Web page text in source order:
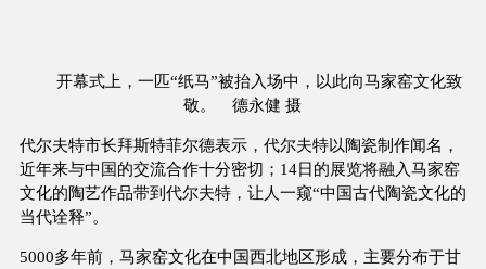
开幕式上，一匹“纸马”被抬入场中，以此向马家窑文化致
敬。 德永健 摄
代尔夫特市长拜斯特菲尔德表示，代尔夫特以陶瓷制作闻名，
近年来与中国的交流合作十分密切；14日的展览将融入马家窑
文化的陶艺作品带到代尔夫特，让人一窥“中国古代陶瓷文化的
当代诠释”。
5000多年前，马家窑文化在中国西北地区形成，主要分布于甘